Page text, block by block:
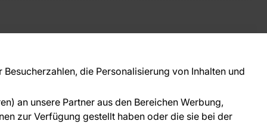
die Personalisierung von Inhalten und
an unsere Partner aus den Bereichen Werbung,
zur Verfügung gestellt haben oder die sie bei der
persönlich.